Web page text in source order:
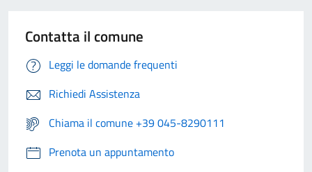
Contatta il comune
Leggi le domande frequenti
Richiedi Assistenza
Chiama il comune +39 045-8290111
Prenota un appuntamento